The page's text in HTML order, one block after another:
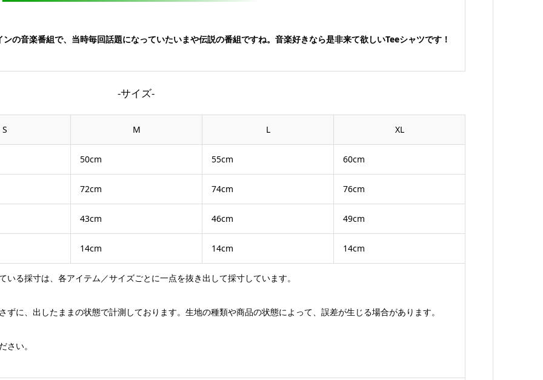
の音楽番組で、当時毎回話題になっていたいまや伝説の番組ですね。音楽好きなら是非来て欲しいTeeシャツです！
-サイズ-
S M L XL
50cm 55cm 60cm
72cm 74cm 76cm
43cm 46cm 49cm
14cm 14cm 14cm
いる採寸は、各アイテム／サイズごとに一点を抜き出して採寸しています。
ずに、出したままの状態で計測しております。生地の種類や商品の状態によって、誤差が生じる場合があります。
さい。